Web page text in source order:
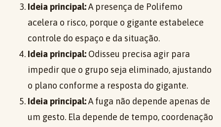
Ideia principal:A presença de Polifemo
acelera o risco, porque o gigante estabelece
controle do espaço e da situação.
Ideia principal: Odisseu precisa agir para
impedir que o grupo seja eliminado, ajustando
o plano conforme a resposta do gigante.
Ideia principal:A fuga não depende apenas de
um gesto. Ela depende de tempo, coordenação